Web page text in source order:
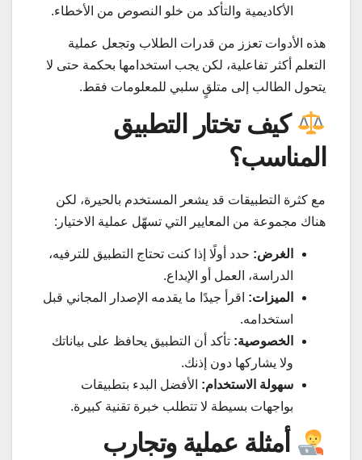
الأكاديمية والتأكد من خلو النصوص من الأخطاء.
هذه الأدوات تعزز من قدرات الطلاب وتجعل عملية
التعلم أكثر تفاعلية، لكن يجب استخدامها بحكمة حتى لا
يتحول الطالب إلى متلقٍ سلبي للمعلومات فقط.
كيف تختار التطبيق
المناسب؟
مع كثرة التطبيقات قد يشعر المستخدم بالحيرة، لكن
هناك مجموعة من المعايير التي تسهّل عملية الاختيار:
الغرض: حدد أولًا إذا كنت تحتاج التطبيق للترفيه،
الدراسة، العمل أو الإبداع.
الميزات: اقرأ جيدًا ما يقدمه الإصدار المجاني قبل
استخدامه.
الخصوصية: تأكد أن التطبيق يحافظ على بياناتك
ولا يشاركها دون إذنك.
سهولة الاستخدام: الأفضل البدء بتطبيقات
بواجهات بسيطة لا تتطلب خبرة تقنية كبيرة.
أمثلة عملية وتجارب